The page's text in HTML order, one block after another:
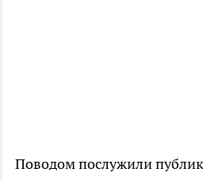
Поводом послужили